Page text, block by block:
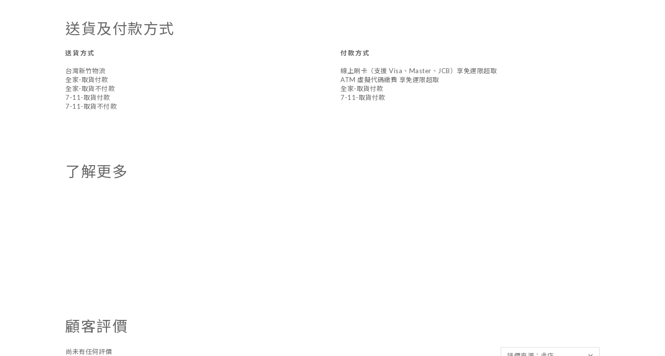
送貨及付款方式
送貨方式
台灣新竹物流
全家-取貨付款
全家-取貨不付款
7-11-取貨付款
7-11-取貨不付款
付款方式
線上刷卡（支援 Visa、Master、JCB）享免運限超取
ATM 虛擬代碼繳費 享免運限超取
全家-取貨付款
7-11-取貨付款
了解更多
顧客評價
尚未有任何評價